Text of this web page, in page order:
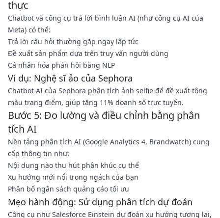
thực
Chatbot và công cụ trả lời bình luận AI (như công cụ AI của
Meta) có thể:
Trả lời câu hỏi thường gặp ngay lập tức
Đề xuất sản phẩm dựa trên truy vấn người dùng
Cá nhân hóa phản hồi bằng NLP
Ví dụ: Nghệ sĩ ảo của Sephora
Chatbot AI của Sephora phân tích ảnh selfie để đề xuất tông
màu trang điểm, giúp tăng 11% doanh số trực tuyến.
Bước 5: Đo lường và điều chỉnh bằng phân
tích AI
Nền tảng phân tích AI (Google Analytics 4, Brandwatch) cung
cấp thông tin như:
Nội dung nào thu hút phân khúc cụ thể
Xu hướng mới nổi trong ngách của bạn
Phân bổ ngân sách quảng cáo tối ưu
Mẹo hành động: Sử dụng phân tích dự đoán
Công cụ như Salesforce Einstein dự đoán xu hướng tương lai,